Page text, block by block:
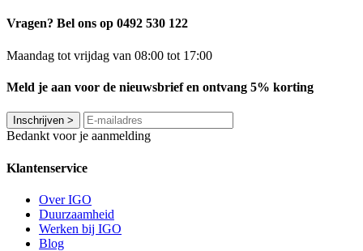
Vragen? Bel ons op 0492 530 122
Maandag tot vrijdag van 08:00 tot 17:00
Meld je aan voor de nieuwsbrief en ontvang 5% korting
Inschrijven >
Bedankt voor je aanmelding
Klantenservice
Over IGO
Duurzaamheid
Werken bij IGO
Blog